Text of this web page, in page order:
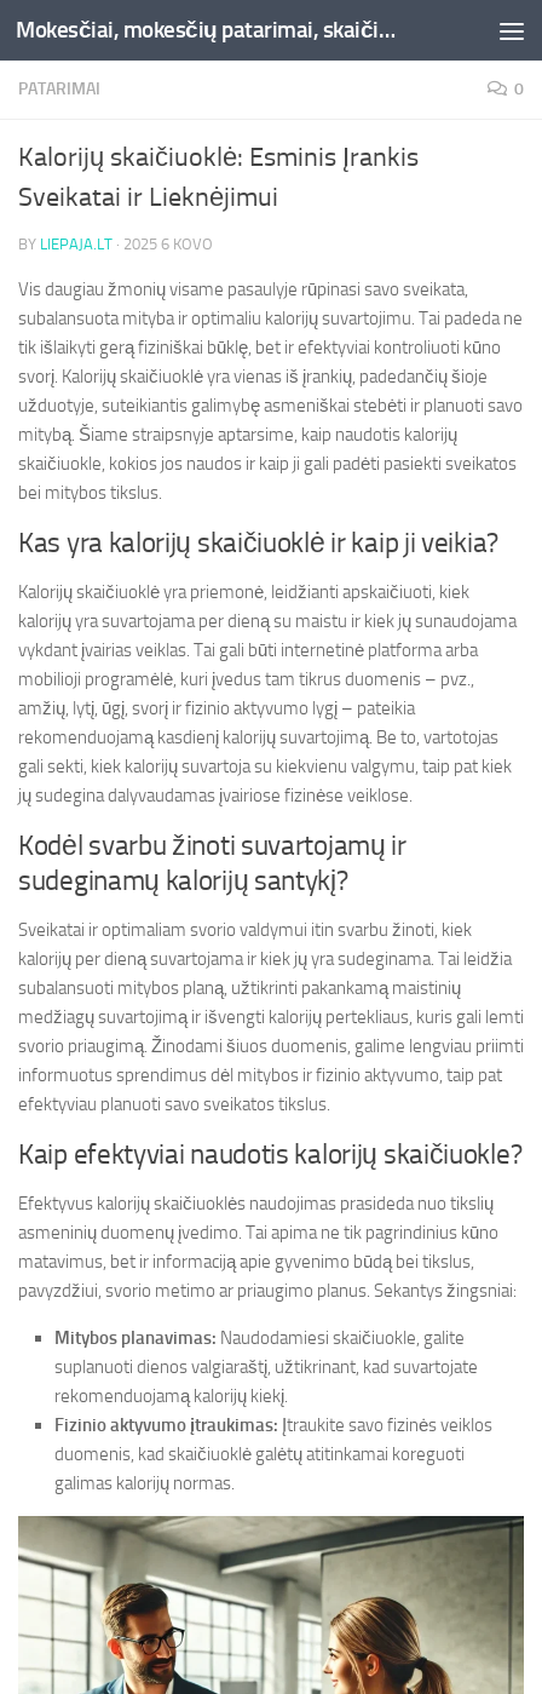
Skip to content Mokesčiai, mokesčių patarimai, skaičiuoklės, straipsniai -Liepaja.lt
PATARIMAI 0
Kalorijų skaičiuoklė: Esminis Įrankis
Sveikatai ir Lieknėjimui
BY LIEPAJA.LT · 2025 6 KOVO
Vis daugiau žmonių visame pasaulyje rūpinasi savo sveikata,
subalansuota mityba ir optimaliu kalorijų suvartojimu. Tai padeda ne
tik išlaikyti gerą fiziniškai būklę, bet ir efektyviai kontroliuoti kūno
svorį. Kalorijų skaičiuoklė yra vienas iš įrankių, padedančių šioje
užduotyje, suteikiantis galimybę asmeniškai stebėti ir planuoti savo
mitybą. Šiame straipsnyje aptarsime, kaip naudotis kalorijų
skaičiuokle, kokios jos naudos ir kaip ji gali padėti pasiekti sveikatos
bei mitybos tikslus.
Kas yra kalorijų skaičiuoklė ir kaip ji veikia?
Kalorijų skaičiuoklė yra priemonė, leidžianti apskaičiuoti, kiek
kalorijų yra suvartojama per dieną su maistu ir kiek jų sunaudojama
vykdant įvairias veiklas. Tai gali būti internetinė platforma arba
mobilioji programėlė, kuri įvedus tam tikrus duomenis – pvz.,
amžių, lytį, ūgį, svorį ir fizinio aktyvumo lygį – pateikia
rekomenduojamą kasdienį kalorijų suvartojimą. Be to, vartotojas
gali sekti, kiek kalorijų suvartoja su kiekvienu valgymu, taip pat kiek
jų sudegina dalyvaudamas įvairiose fizinėse veiklose.
Kodėl svarbu žinoti suvartojamų ir
sudeginamų kalorijų santykį?
Sveikatai ir optimaliam svorio valdymui itin svarbu žinoti, kiek
kalorijų per dieną suvartojama ir kiek jų yra sudeginama. Tai leidžia
subalansuoti mitybos planą, užtikrinti pakankamą maistinių
medžiagų suvartojimą ir išvengti kalorijų pertekliaus, kuris gali lemti
svorio priaugimą. Žinodami šiuos duomenis, galime lengviau priimti
informuotus sprendimus dėl mitybos ir fizinio aktyvumo, taip pat
efektyviau planuoti savo sveikatos tikslus.
Kaip efektyviai naudotis kalorijų skaičiuokle?
Efektyvus kalorijų skaičiuoklės naudojimas prasideda nuo tikslių
asmeninių duomenų įvedimo. Tai apima ne tik pagrindinius kūno
matavimus, bet ir informaciją apie gyvenimo būdą bei tikslus,
pavyzdžiui, svorio metimo ar priaugimo planus. Sekantys žingsniai:
Mitybos planavimas: Naudodamiesi skaičiuokle, galite
suplanuoti dienos valgiaraštį, užtikrinant, kad suvartojate
rekomenduojamą kalorijų kiekį.
Fizinio aktyvumo įtraukimas: Įtraukite savo fizinės veiklos
duomenis, kad skaičiuoklė galėtų atitinkamai koreguoti
galimas kalorijų normas.